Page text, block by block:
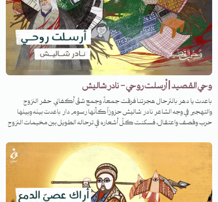
وحي القصيد | أرسلت روحي - نادر شاليش
باعدت يا دهر بالترحال هجرتنا فرقت جمعاً، وجمع شقّ أكفاني حفر النزوح
والتهجير في وجه الشاعر نادر شاليش حزوزاً كأنها رسوم دار باعدت بينه وبينها
حرب وقصف واعتقال، فسكنت كلّ أشعاره في ترحاله الطويل بين مخيمات النزوح
كاملة مع يوسف موسى .